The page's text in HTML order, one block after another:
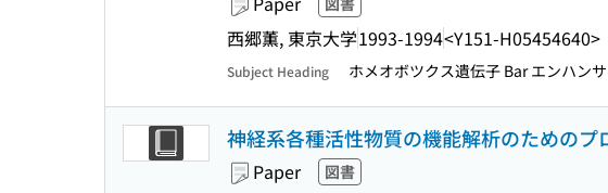
西郷薫, 東京大学1993-1994<Y151-H05454640>
Subject Heading ホメオボツクス遺伝子 Bar エンハン
神経系各種活性物質の機能解析のための
Paper 図書